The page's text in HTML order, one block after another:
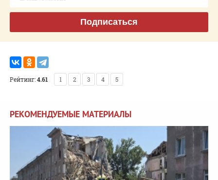
Подписаться
Рейтинг:4.61 1 2 3 4 5
РЕКОМЕНДУЕМЫЕ МАТЕРИАЛЫ